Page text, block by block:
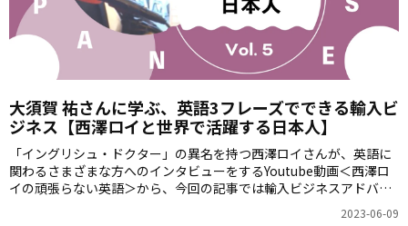
大須賀 祐さんに学ぶ、英語3フレーズでできる輸入ビ
ジネス【西澤ロイと世界で活躍する日本人】
「イングリシュ・ドクター」の異名を持つ西澤ロイさんが、英語に
関わるさまざまな方へのインタビューをするYoutube動画＜西澤ロ
イの頑張らない英語＞から、今回の記事では輸入ビジネスアドバイ
2023-06-09